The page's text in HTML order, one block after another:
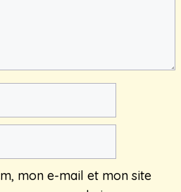
mon e-mail et mon site